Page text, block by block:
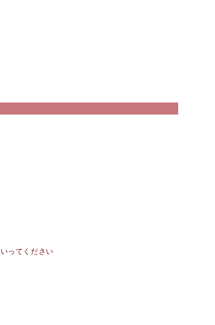
いってください